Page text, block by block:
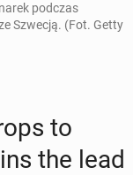
podczas
Szwecją. (Fot. Getty
to
the lead